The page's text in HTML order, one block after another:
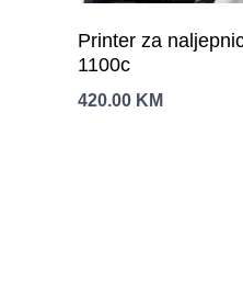
Printer za
1100c
420.00 KM